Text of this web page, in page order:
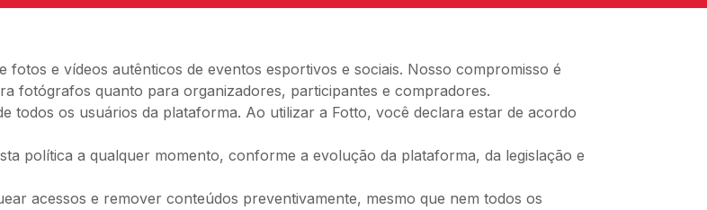
e vídeos autênticos de eventos esportivos e sociais. Nosso compromisso é
fotógrafos quanto para organizadores, participantes e compradores.
todos os usuários da plataforma. Ao utilizar a Fotto, você declara estar de acordo
política a qualquer momento, conforme a evolução da plataforma, da legislação e
acessos e remover conteúdos preventivamente, mesmo que nem todos os